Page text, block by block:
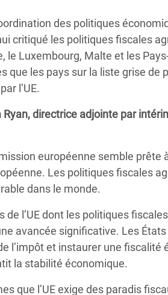
Alimentaire en Afrique de
l’Est
Crise au Yémen
Crise des Réfugiés Rohingyas
au Bangladesh
Soudan du Sud
Crise en Syrie
Cache
et aux
des politiques
critiqué les politiques fiscales
le Luxembourg, Malte et les
que les pays sur la liste grise
l’UE.
directrice adjointe par
européenne semble
Les politiques fiscales
dans le monde.
de l’UE dont les politiques
avancée significative. Les
l’impôt et instaurer une fiscalité
la stabilité économique.
que l’UE exige des paradis